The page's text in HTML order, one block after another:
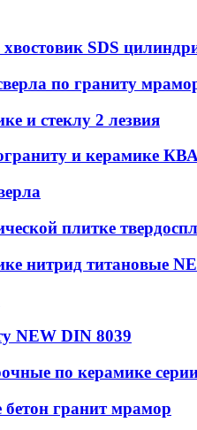
SDS
по граниту
и стеклу 2 лезвия
и керамике
плитке
нитрид титановые
NEW DIN 8039
по керамике
гранит мрамор